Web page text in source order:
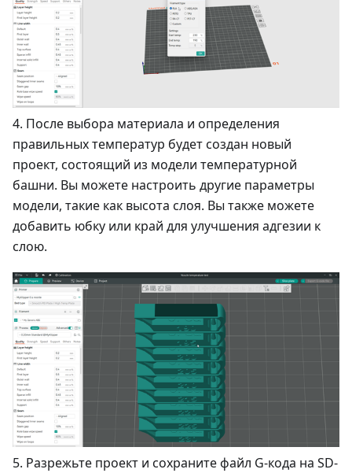
4. После выбора материала и определения
правильных температур будет создан новый
проект, состоящий из модели температурной
башни. Вы можете настроить другие параметры
модели, такие как высота слоя. Вы также можете
добавить юбку или край для улучшения адгезии к
слою.
5. Разрежьте проект и сохраните файл G-кода на SD-